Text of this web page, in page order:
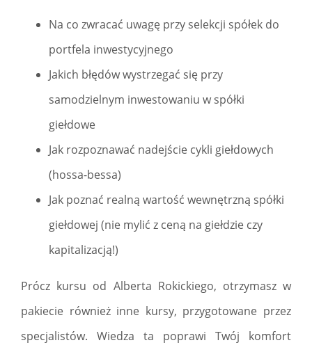
Na co zwracać uwagę przy selekcji spółek do
portfela inwestycyjnego
Jakich błędów wystrzegać się przy
samodzielnym inwestowaniu w spółki
giełdowe
Jak rozpoznawać nadejście cykli giełdowych
(hossa-bessa)
Jak poznać realną wartość wewnętrzną spółki
giełdowej (nie mylić z ceną na giełdzie czy
kapitalizacją!)
Prócz kursu od Alberta Rokickiego, otrzymasz w
pakiecie również inne kursy, przygotowane przez
specjalistów. Wiedza ta poprawi Twój komfort